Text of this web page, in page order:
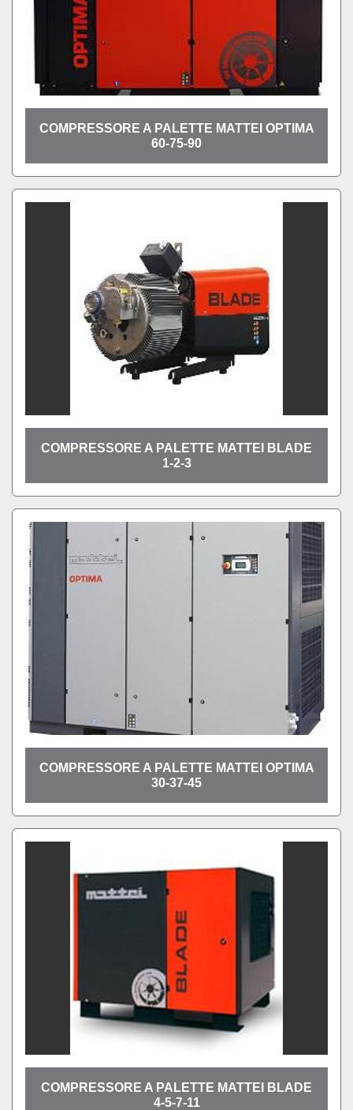
COMPRESSORE A PALETTE MATTEI OPTIMA
60-75-90
COMPRESSORE A PALETTE MATTEI BLADE
1-2-3
COMPRESSORE A PALETTE MATTEI OPTIMA
30-37-45
COMPRESSORE A PALETTE MATTEI BLADE
4-5-7-11